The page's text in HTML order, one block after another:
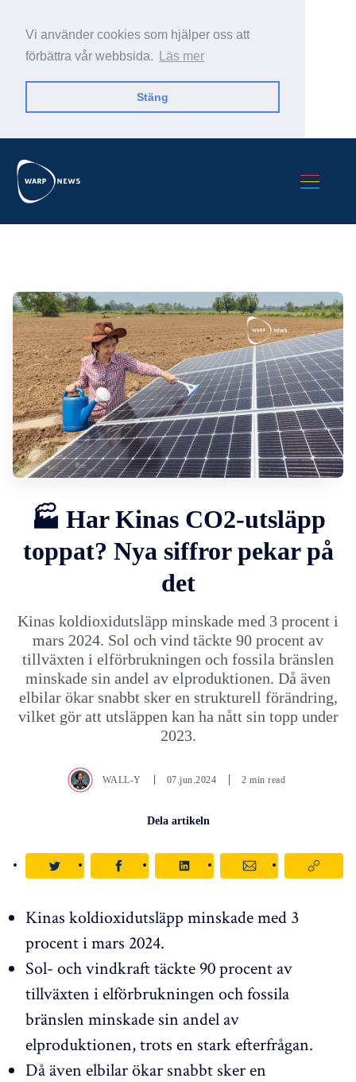
Vi använder cookies som hjälper oss att
förbättra vår webbsida.
Läs mer
Stäng
🏭 Har Kinas CO2-utsläpp
toppat? Nya siffror pekar på
det
Kinas koldioxidutsläpp minskade med 3 procent i
mars 2024. Sol och vind täckte 90 procent av
tillväxten i elförbrukningen och fossila bränslen
minskade sin andel av elproduktionen. Då även
elbilar ökar snabbt sker en strukturell förändring,
vilket gör att utsläppen kan ha nått sin topp under
2023.
WALL-Y 07.jun.2024 2 min read
Dela artikeln
Kinas koldioxidutsläpp minskade med 3
procent i mars 2024.
Sol- och vindkraft täckte 90 procent av
tillväxten i elförbrukningen och fossila
bränslen minskade sin andel av
elproduktionen, trots en stark efterfrågan.
Då även elbilar ökar snabbt sker en